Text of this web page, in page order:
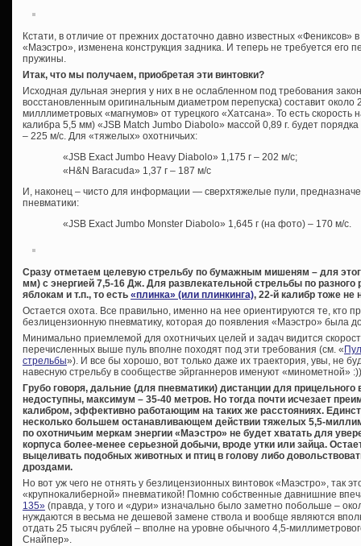
Кстати, в отличие от прежних достаточно давно известных «Фениксов»
«Маэстро», изменена конструкция задника. И теперь не требуется его
пружины.
Итак, что мы получаем, приобретая эти винтовки?
Исходная дульная энергия у них в не ослабленном под требования
восстановленным оригинальным диаметром перепуска) составит
милллиметровых «магнумов» от турецкого «Хатсана». То есть скорость
калибра 5,5 мм) «JSB Match Jumbo Diabolo» массой 0,89 г. будет
– 225 м/с. Для «тяжелых» охотничьих:
«JSB Exact Jumbo Heavy Diabolo» 1,175 г – 202 м/с;
«H&N Baracuda» 1,37 г – 187 м/с
И, наконец – чисто для информации — сверхтяжелые пули,
пневматики:
«JSB Exact Jumbo Monster Diabolo» 1,645 г (на фото) – 170 м/с.
Сразу отметаем целевую стрельбу по бумажным мишеням – для
мм) с энергией 7,5-16 Дж. Для развлекательной стрельбы по
яблокам и т.п., то есть «плинка» (или плинкинга), 22-й калибр тоже не
Остается охота. Все правильно, именно на нее ориентируются те, кто
безлицензионную пневматику, которая до появления «Маэстро» была
Минимально приемлемой для охотничьих целей и задач видится
перечисленных выше пуль вполне походят под эти требования (см. «
стрельбы»). И все бы хорошо, вот только даже их траектория, увы, не
навесную стрельбу в сообществе эйрганнеров именуют «минометной»
Грубо говоря, дальние (для пневматики) дистанции для
недоступны, максимум – 35-40 метров. Но тогда почти исчезает
калибром, эффективно работающим на таких же расстояниях.
несколько большем останавливающем действии тяжелых 5,5-
по охотничьим меркам энергии «Маэстро» не будет хватать для
корпуса более-менее серьезной добычи, вроде утки или зайца.
выцеливать подобных животных и птиц в голову либо
дроздами.
Но вот уж чего не отнять у безлицензионных винтовок «Маэстро», так
«крупнокалиберной» пневматикой! Помню собственные давнишние
135» (правда, у того и «дури» изначально было заметно побольше –
нуждаются в весьма не дешевой замене ствола и вообще являются
отдать 25 тысяч рублей – вполне на уровне обычного 4,5-
Снайпер».